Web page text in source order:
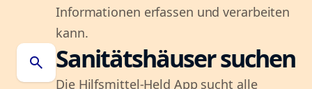
Informationen erfassen und verarbeiten
kann.
search Sanitätshäuser suchen
Die Hilfsmittel-Held App sucht alle